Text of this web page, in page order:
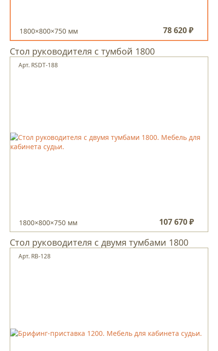
1800×800×750 мм 78 620 ₽
Стол руководителя с тумбой 1800
1800×800×750 мм 107 670 ₽
Арт. RSDT-188
Стол руководителя с двумя тумбами 1800
Арт. RB-128